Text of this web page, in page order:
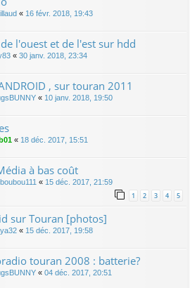
« 16 févr. 2018, 19:43
l'ouest et de l'est sur hdd
« 30 janv. 2018, 23:34
, sur touran 2011
« 10 janv. 2018, 19:50
« 18 déc. 2017, 15:51
à bas coût
« 15 déc. 2017, 21:59
1 2 3 4 5
sur Touran [photos]
« 15 déc. 2017, 19:58
touran 2008 : batterie?
« 04 déc. 2017, 20:51